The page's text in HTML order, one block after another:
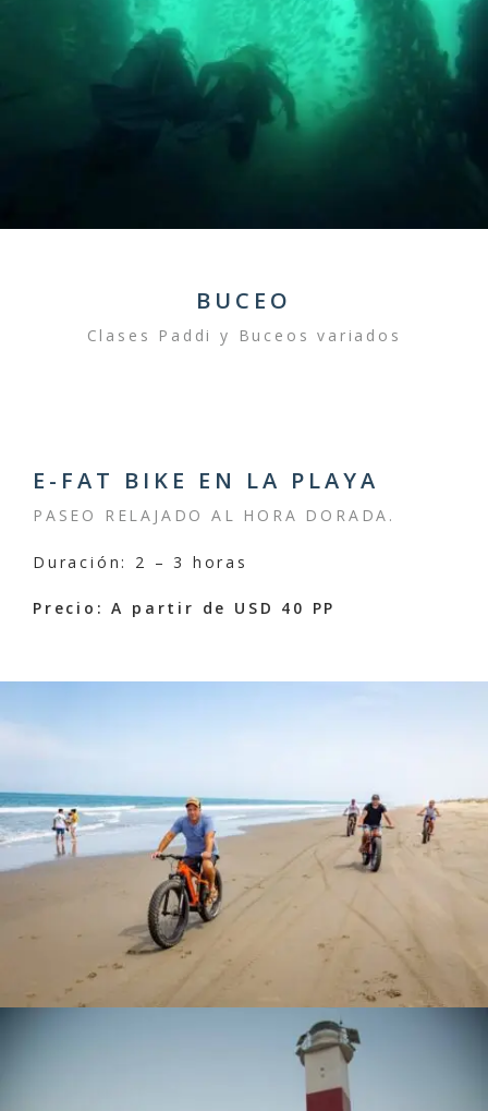
BUCEO
Clases Paddi y Buceos variados
E-FAT BIKE EN LA PLAYA
PASEO RELAJADO AL HORA DORADA.
Duración: 2 – 3 horas
Precio: A partir de USD 40 PP